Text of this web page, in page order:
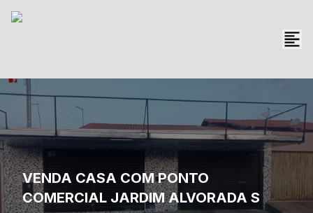
VENDA CASA COM PONTO
COMERCIAL JARDIM ALVORADA S